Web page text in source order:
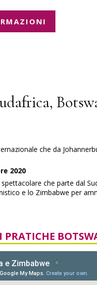
che da
2020
che parte dal
e lo Zimbabwe per